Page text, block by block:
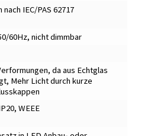
nach IEC/PAS 62717
60Hz, nicht dimmbar
da aus Echtglas
, Mehr Licht durch kurze
WEEE